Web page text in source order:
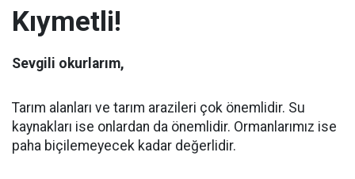
Kıymetli!
Sevgili okurlarım,
Tarım alanları ve tarım arazileri çok önemlidir. Su
kaynakları ise onlardan da önemlidir. Ormanlarımız ise
paha biçilemeyecek kadar değerlidir.